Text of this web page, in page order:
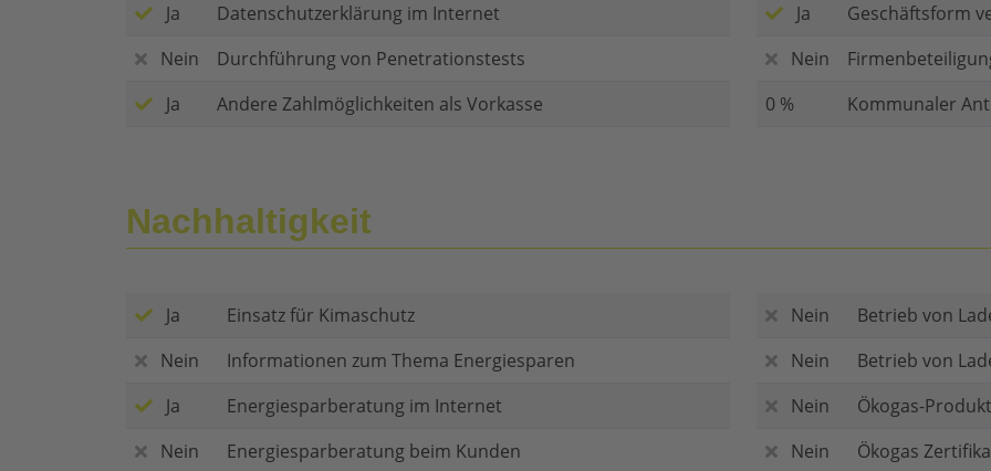
Ja
Datenschutzerklärung im Internet
Nein
Durchführung von Penetrationstests
Ja
Andere Zahlmöglichkeiten als Vorkasse
Ja
Geschäftsform
Nein
0 %
Kommunaler
Nachhaltigkeit
Ja
Einsatz für Kimaschutz
Nein
Informationen zum Thema Energiesparen
Ja
Energiesparberatung im Internet
Nein
Energiesparberatung beim Kunden
Nein
Betrieb von
Nein
Betrieb von
Nein
Ökogas-
Nein
Ökogas